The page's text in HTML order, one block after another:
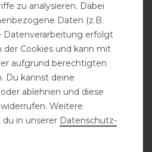
zu analysieren. Dabei
Daten (z.B.
Datenverarbeitung erfolgt
Cookies und kann mit
aufgrund berechtigten
Du kannst deine
ablehnen und diese
Weitere
in unserer Daten­schutz­